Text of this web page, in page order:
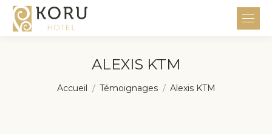
ALEXIS KTM
Vous êtes ici :
Accueil Témoignages Alexis KTM